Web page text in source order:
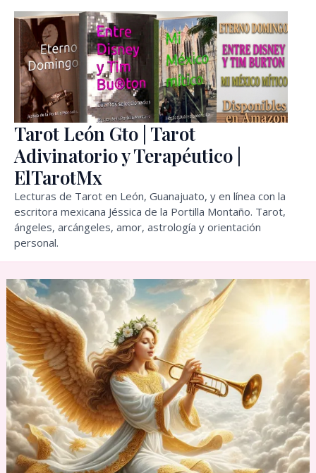
contenido
Tarot León Gto | Tarot
Adivinatorio y Terapéutico |
ElTarotMx
Lecturas de Tarot en León, Guanajuato, y en línea con la
escritora mexicana Jéssica de la Portilla Montaño. Tarot,
ángeles, arcángeles, amor, astrología y orientación
personal.